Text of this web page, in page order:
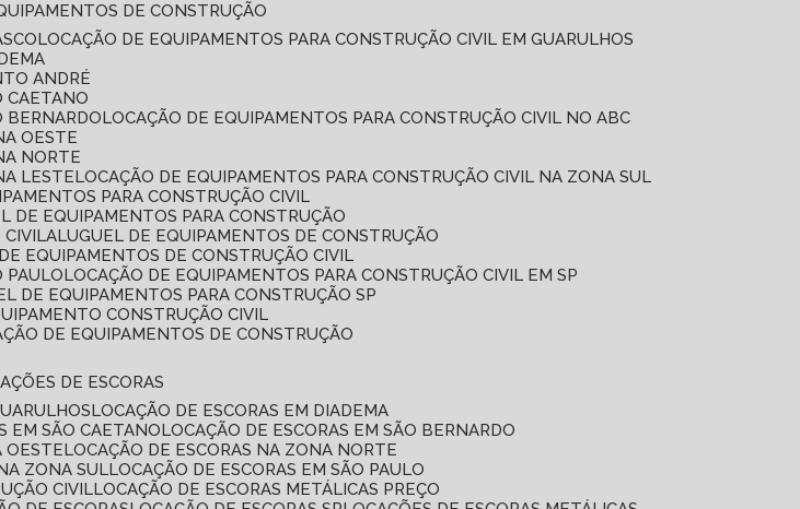
DE CONSTRUÇÃO
LOCAÇÃO DE EQUIPAMENTOS PARA CONSTRUÇÃO CIVIL EM GUARULHOS
ANDRÉ
CAETANO
BERNARDO LOCAÇÃO DE EQUIPAMENTOS PARA CONSTRUÇÃO CIVIL NO ABC
OESTE
NORTE
LESTE LOCAÇÃO DE EQUIPAMENTOS PARA CONSTRUÇÃO CIVIL NA ZONA SUL
PARA CONSTRUÇÃO CIVIL
DE EQUIPAMENTOS PARA CONSTRUÇÃO
CIVIL ALUGUEL DE EQUIPAMENTOS DE CONSTRUÇÃO
DE EQUIPAMENTOS DE CONSTRUÇÃO CIVIL
PAULO LOCAÇÃO DE EQUIPAMENTOS PARA CONSTRUÇÃO CIVIL EM SP
DE EQUIPAMENTOS PARA CONSTRUÇÃO SP
CONSTRUÇÃO CIVIL
DE EQUIPAMENTOS DE CONSTRUÇÃO
DE ESCORAS
LOCAÇÃO DE ESCORAS EM DIADEMA
EM SÃO CAETANO LOCAÇÃO DE ESCORAS EM SÃO BERNARDO
OESTE LOCAÇÃO DE ESCORAS NA ZONA NORTE
ZONA SUL LOCAÇÃO DE ESCORAS EM SÃO PAULO
CIVIL LOCAÇÃO DE ESCORAS METÁLICAS PREÇO